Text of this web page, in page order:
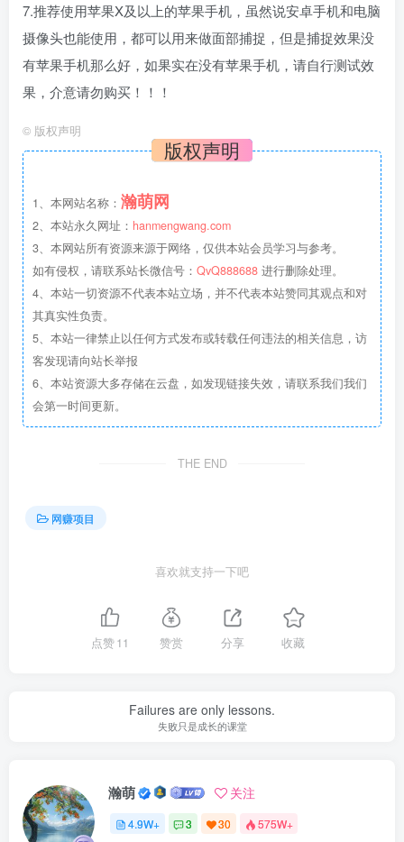
7.推荐使用苹果X及以上的苹果手机，虽然说安卓手机和电脑
摄像头也能使用，都可以用来做面部捕捉，但是捕捉效果没
有苹果手机那么好，如果实在没有苹果手机，请自行测试效
果，介意请勿购买！！！
© 版权声明
版权声明
1、本网站名称： 瀚萌网
2、本站永久网址： hanmengwang.com
3、本网站所有资源来源于网络，仅供本站会员学习与参考。
如有侵权，请联系站长微信号： QvQ888688 进行删除处理。
4、本站一切资源不代表本站立场，并不代表本站赞同其观点和对
其真实性负责。
5、本站一律禁止以任何方式发布或转载任何违法的相关信息，访
客发现请向站长举报
6、本站资源大多存储在云盘，如发现链接失效，请联系我们我们
会第一时间更新。
THE END
网赚项目
喜欢就支持一下吧
点赞11 赞赏 分享 收藏
Failures are only lessons.
失败只是成长的课堂
瀚萌 关注
4.9W+ 3 30 575W+